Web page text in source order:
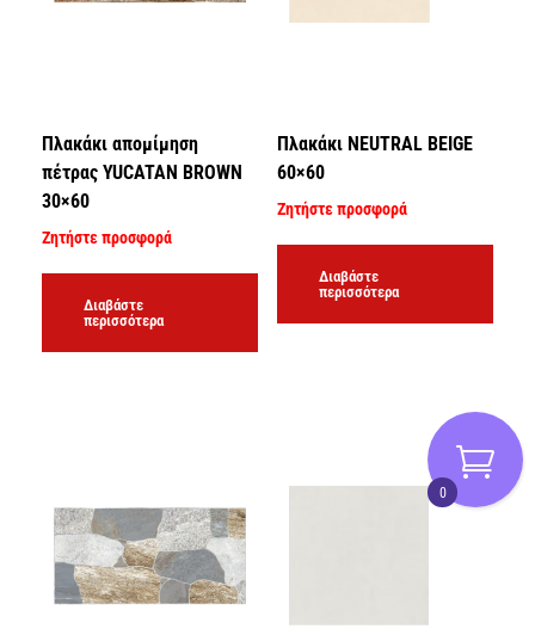
Πλακάκι απομίμηση
πέτρας YUCATAN BROWN
30×60
Ζητήστε προσφορά
Διαβάστε
περισσότερα
Πλακάκι NEUTRAL BEIGE
60×60
Ζητήστε προσφορά
Διαβάστε
περισσότερα
0